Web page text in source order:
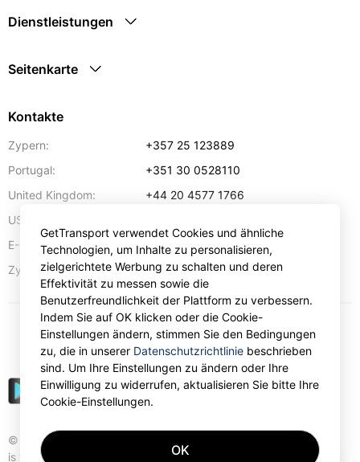
Dienstleistungen
Seitenkarte
Kontakte
Zypern:
+357 25 123889
Portugal:
+351 30 0528110
United Kingdom:
+44 20 4577 1766
USA:
E-Mail-Addresse:
info@gettransport.com
Zypern:
57 Spyrou Kyprianou,Lanarka
© Gettransport International Limited. GetTransport®
is trademark of Gettransport International Limited.
EUR
GetTransport verwendet Cookies und ähnliche
Technologien, um Inhalte zu personalisieren,
zielgerichtete Werbung zu schalten und deren
Effektivität zu messen sowie die
Benutzerfreundlichkeit der Plattform zu verbessern.
Indem Sie auf OK klicken oder die Cookie-
Einstellungen ändern, stimmen Sie den Bedingungen
zu, die in unserer Datenschutzrichtlinie beschrieben
sind. Um Ihre Einstellungen zu ändern oder Ihre
Einwilligung zu widerrufen, aktualisieren Sie bitte Ihre
Cookie-Einstellungen.
OK